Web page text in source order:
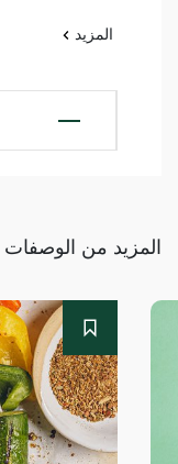
المزيد
المزيد من الوصفات